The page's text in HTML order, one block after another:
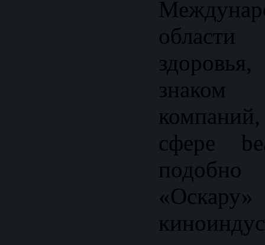
знаком
сфере